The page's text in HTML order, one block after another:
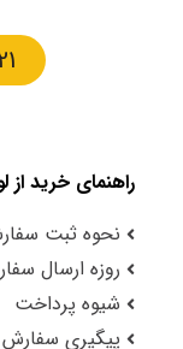
راهنمای خرید
نحوه ثبت
روزه ارسال
شیوه پرداخت
پیگیری سفارش